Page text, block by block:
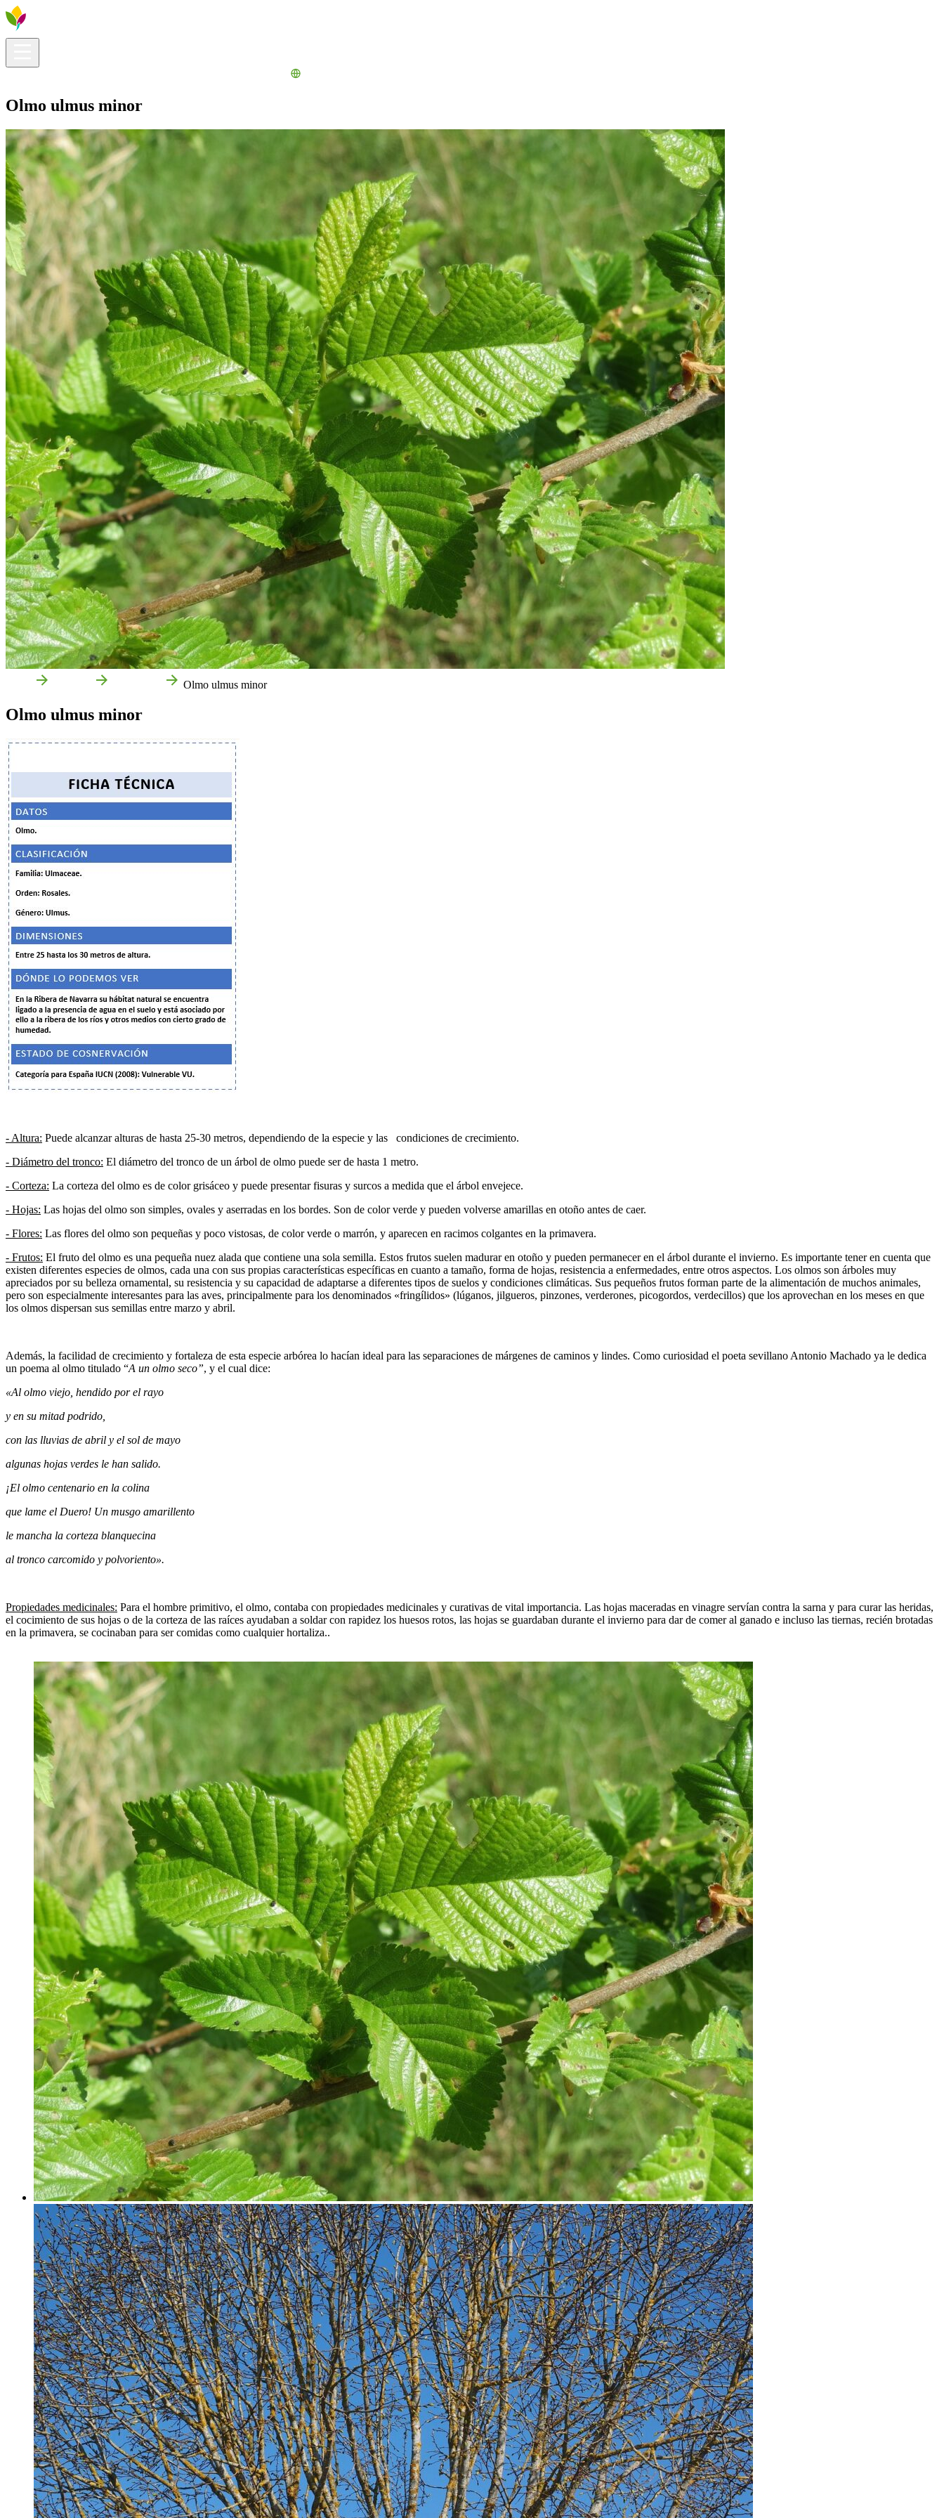
Olmo ulmus minor
Olmo ulmus minor
Olmo ulmus minor
- Altura: Puede alcanzar alturas de hasta 25-30 metros, dependiendo de la especie y las condiciones de crecimiento.
- Diámetro del tronco: El diámetro del tronco de un árbol de olmo puede ser de hasta 1 metro.
- Corteza: La corteza del olmo es de color grisáceo y puede presentar fisuras y surcos a medida que el árbol envejece.
- Hojas: Las hojas del olmo son simples, ovales y aserradas en los bordes. Son de color verde y pueden volverse amarillas en otoño antes de caer.
- Flores: Las flores del olmo son pequeñas y poco vistosas, de color verde o marrón, y aparecen en racimos colgantes en la primavera.
- Frutos: El fruto del olmo es una pequeña nuez alada que contiene una sola semilla. Estos frutos suelen madurar en otoño y pueden permanecer en el árbol durante el invierno. Es importante tener en cuenta que
existen diferentes especies de olmos, cada una con sus propias características específicas en cuanto a tamaño, forma de hojas, resistencia a enfermedades, entre otros aspectos. Los olmos son árboles muy
apreciados por su belleza ornamental, su resistencia y su capacidad de adaptarse a diferentes tipos de suelos y condiciones climáticas. Sus pequeños frutos forman parte de la alimentación de muchos animales,
pero son especialmente interesantes para las aves, principalmente para los denominados «fringílidos» (lúganos, jilgueros, pinzones, verderones, picogordos, verdecillos) que los aprovechan en los meses en que
los olmos dispersan sus semillas entre marzo y abril.
Además, la facilidad de crecimiento y fortaleza de esta especie arbórea lo hacían ideal para las separaciones de márgenes de caminos y lindes. Como curiosidad el poeta sevillano Antonio Machado ya le dedica
un poema al olmo titulado “A un olmo seco”, y el cual dice:
«Al olmo viejo, hendido por el rayo
y en su mitad podrido,
con las lluvias de abril y el sol de mayo
algunas hojas verdes le han salido.
¡El olmo centenario en la colina
que lame el Duero! Un musgo amarillento
le mancha la corteza blanquecina
al tronco carcomido y polvoriento».
Propiedades medicinales: Para el hombre primitivo, el olmo, contaba con propiedades medicinales y curativas de vital importancia. Las hojas maceradas en vinagre servían contra la sarna y para curar las heridas,
el cocimiento de sus hojas o de la corteza de las raíces ayudaban a soldar con rapidez los huesos rotos, las hojas se guardaban durante el invierno para dar de comer al ganado e incluso las tiernas, recién brotadas
en la primavera, se cocinaban para ser comidas como cualquier hortaliza..